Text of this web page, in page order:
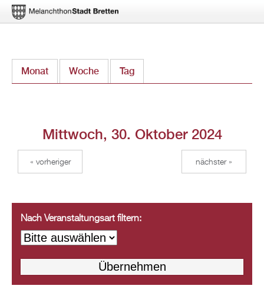
zum
Monat Woche Tag
Mittwoch, 30. Oktober 2024
« vorheriger nächster »
Nach Veranstaltungsart filtern: